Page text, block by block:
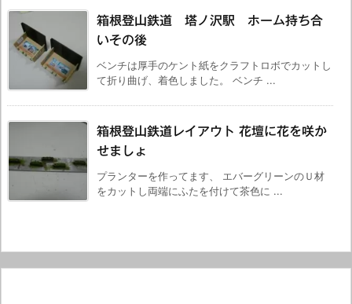
箱根登山鉄道 塔ノ沢駅 ホーム持ち合
いその後
ベンチは厚手のケント紙をクラフトロボでカットし
て折り曲げ、着色しました。 ベンチ ...
箱根登山鉄道レイアウト 花壇に花を咲か
せましょ
プランターを作ってます、 エバーグリーンのＵ材
をカットし両端にふたを付けて茶色に ...